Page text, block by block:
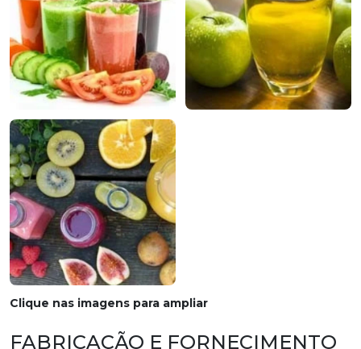
Clique nas imagens para ampliar
FABRICAÇÃO E FORNECIMENTO